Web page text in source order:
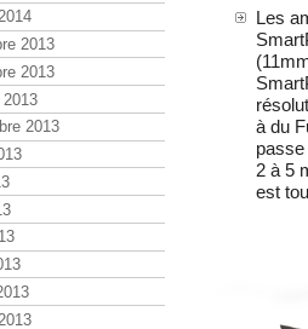
Les
à du
2 à 5
est
2013
2013
2013